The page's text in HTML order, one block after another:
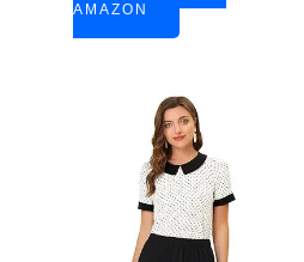
AMAZON